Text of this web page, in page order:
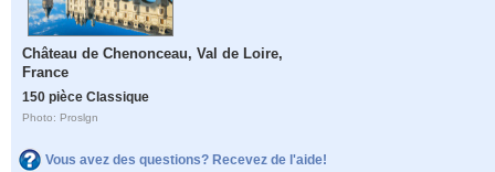
Château de Chenonceau, Val de Loire,
France
150 pièce Classique
Photo: Proslgn
Vous avez des questions? Recevez de l'aide!